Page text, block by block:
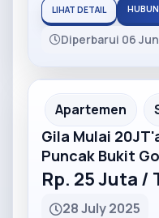
LIHAT DETAIL
Diperbarui 06
Partner Ad
Apartemen
Gila Mulai
Puncak Bukit
Rp. 25 Juta /
28 July 2025